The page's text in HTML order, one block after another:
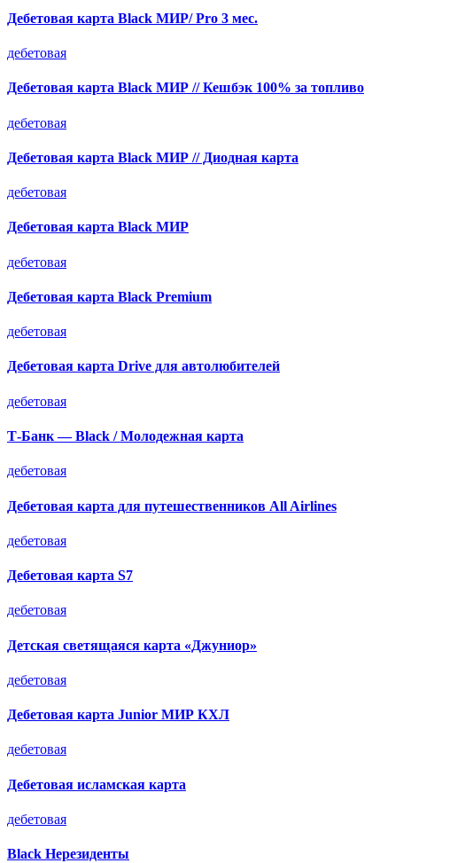
Дебетовая карта Black МИР/ Pro 3 мес.
дебетовая
Дебетовая карта Black МИР // Кешбэк 100% за топливо
дебетовая
Дебетовая карта Black МИР // Диодная карта
дебетовая
Дебетовая карта Black МИР
дебетовая
Дебетовая карта Black Premium
дебетовая
Дебетовая карта Drive для автолюбителей
дебетовая
Т-Банк — Black / Молодежная карта
дебетовая
Дебетовая карта для путешественников All Airlines
дебетовая
Дебетовая карта S7
дебетовая
Детская светящаяся карта «Джуниор»
дебетовая
Дебетовая карта Junior МИР КХЛ
дебетовая
Дебетовая исламская карта
дебетовая
Black Нерезиденты